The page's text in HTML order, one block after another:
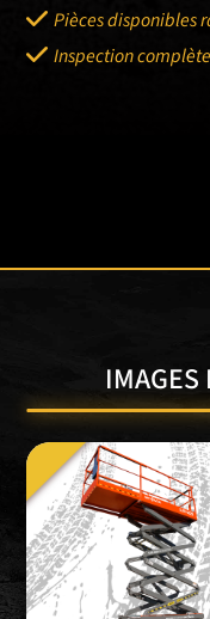
Pièces disponibles
Inspection complète
IMAGES